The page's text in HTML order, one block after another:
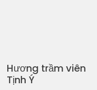
Hương trầm viên
Tịnh Ý